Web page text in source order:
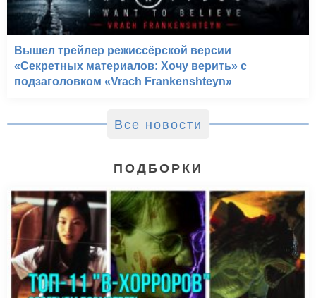
Вышел трейлер режиссёрской версии
«Секретных материалов: Хочу верить» с
подзаголовком «Vrach Frankenshteyn»
Все новости
ПОДБОРКИ